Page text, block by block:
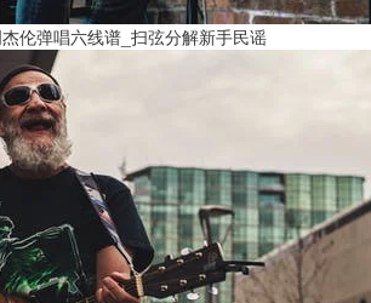
伦弹唱六线谱_扫弦分解新手民谣